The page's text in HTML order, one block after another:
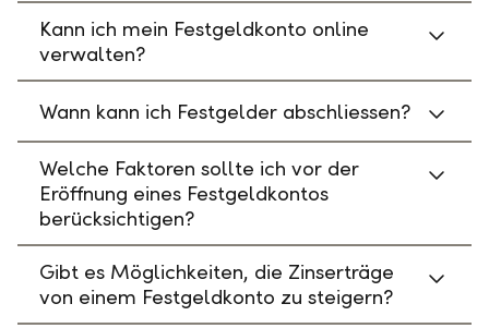
Kann ich mein Festgeldkonto online
verwalten?
Wann kann ich Festgelder abschliessen?
Welche Faktoren sollte ich vor der
Eröffnung eines Festgeldkontos
berücksichtigen?
Gibt es Möglichkeiten, die Zinserträge
von einem Festgeldkonto zu steigern?